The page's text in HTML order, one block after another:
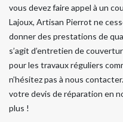
vous devez faire appel à un
Lajoux, Artisan Pierrot ne
donner des prestations de
s’agit d’entretien de
pour les travaux réguliers
n’hésitez pas à nous
votre devis de réparation en
plus !